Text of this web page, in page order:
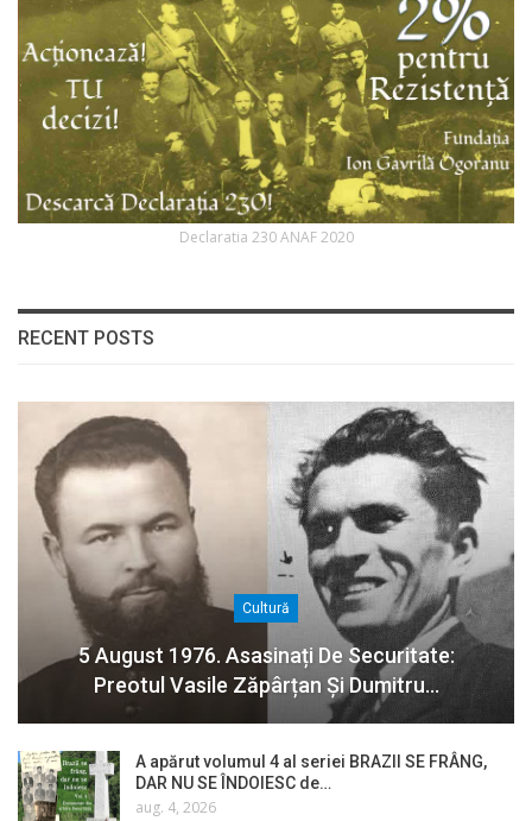
Declaratia 230 ANAF 2020
RECENT POSTS
Cultură
5 August 1976. Asasinați De Securitate:
Preotul Vasile Zăpârțan Și Dumitru…
A apărut volumul 4 al seriei BRAZII SE FRÂNG,
DAR NU SE ÎNDOIESC de…
aug. 4, 2026